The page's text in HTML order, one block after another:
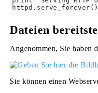
Dateien
Angenommen, Sie haben
Sie können einen